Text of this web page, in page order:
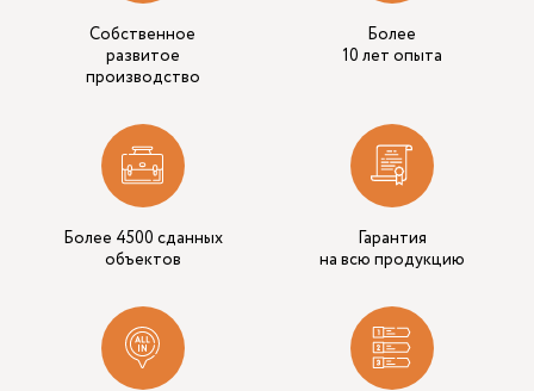
Собственное
развитое
производство
Более
10 лет опыта
Более 4500 сданных
объектов
Гарантия
на всю продукцию